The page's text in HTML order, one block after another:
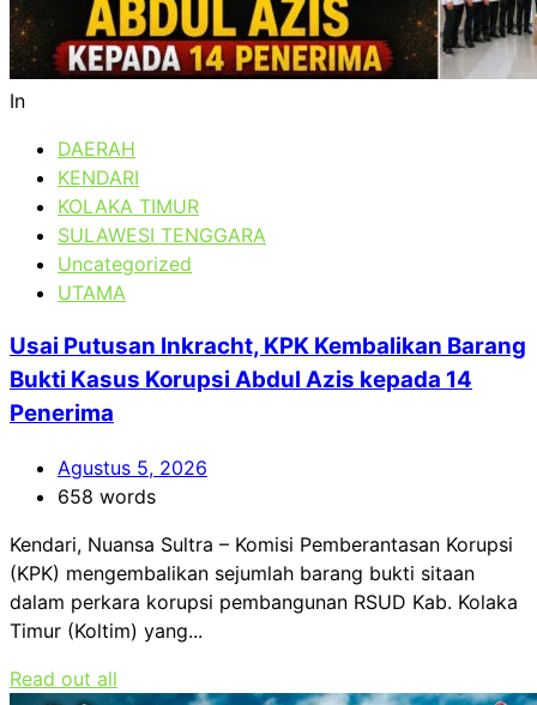
In
DAERAH
KENDARI
KOLAKA TIMUR
SULAWESI TENGGARA
Uncategorized
UTAMA
Usai Putusan Inkracht, KPK Kembalikan Barang
Bukti Kasus Korupsi Abdul Azis kepada 14
Penerima
Agustus 5, 2026
658 words
Kendari, Nuansa Sultra – Komisi Pemberantasan Korupsi
(KPK) mengembalikan sejumlah barang bukti sitaan
dalam perkara korupsi pembangunan RSUD Kab. Kolaka
Timur (Koltim) yang...
Read out all